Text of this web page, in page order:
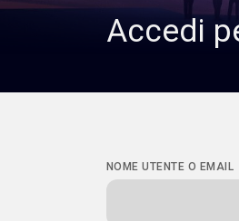
Accedi
NOME UTENTE O EMAIL